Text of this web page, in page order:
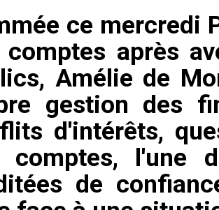
ce mercredi
comptes après
Amélie de
gestion des
d'intérêts,
comptes, l'une
de